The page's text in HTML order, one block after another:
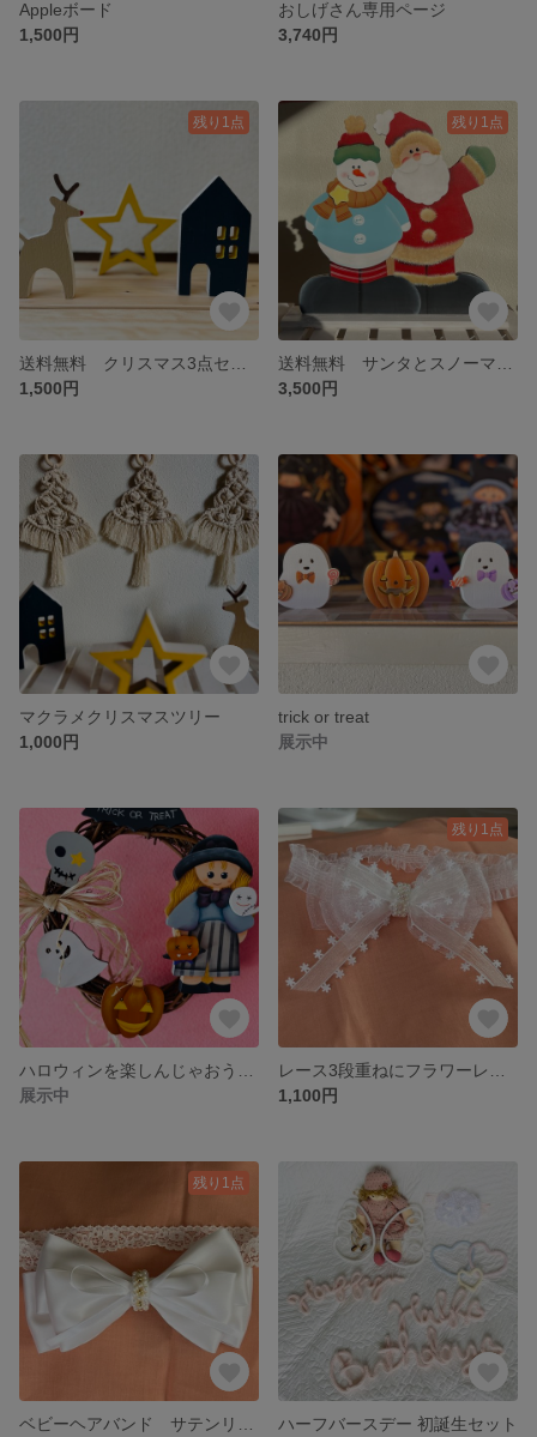
Appleボード
1,500円
おしげさん専用ページ
3,740円
残り1点
1,500円
残り1点
3,500円
マクラメクリスマスツリー
1,000円
trick or treat
展示中
展示中
残り1点
1,100円
残り1点
ハーフバースデー 初誕生セット